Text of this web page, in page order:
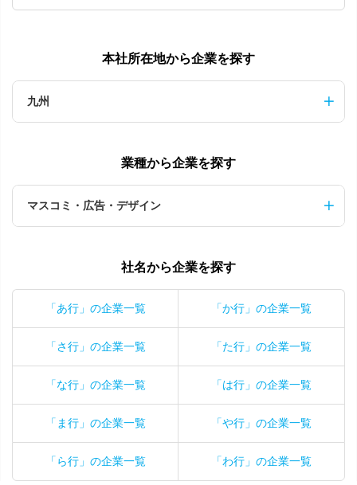
本社所在地から企業を探す
九州
業種から企業を探す
マスコミ・広告・デザイン
社名から企業を探す
「あ行」の企業一覧 「か行」の企業一覧
「さ行」の企業一覧 「た行」の企業一覧
「な行」の企業一覧 「は行」の企業一覧
「ま行」の企業一覧 「や行」の企業一覧
「ら行」の企業一覧 「わ行」の企業一覧